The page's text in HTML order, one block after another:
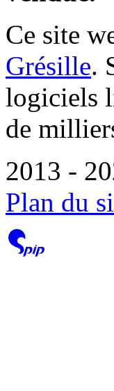
Ce site
Grésille.
logiciels
de
2013 -
Plan du